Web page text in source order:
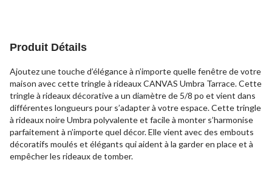
Produit Détails
Ajoutez une touche d’élégance à n’importe quelle fenêtre de votre
maison avec cette tringle à rideaux CANVAS Umbra Tarrace. Cette
tringle à rideaux décorative a un diamètre de 5/8 po et vient dans
différentes longueurs pour s’adapter à votre espace. Cette tringle
à rideaux noire Umbra polyvalente et facile à monter s’harmonise
parfaitement à n’importe quel décor. Elle vient avec des embouts
décoratifs moulés et élégants qui aident à la garder en place et à
empêcher les rideaux de tomber.